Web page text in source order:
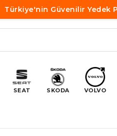
Türkiye'nin Güvenilir Yedek
SEAT SKODA VOLVO